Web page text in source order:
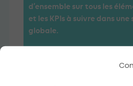
d’ensemble sur tous les
et les KPIs à suivre dans une
globale.
Les outils SEO pour